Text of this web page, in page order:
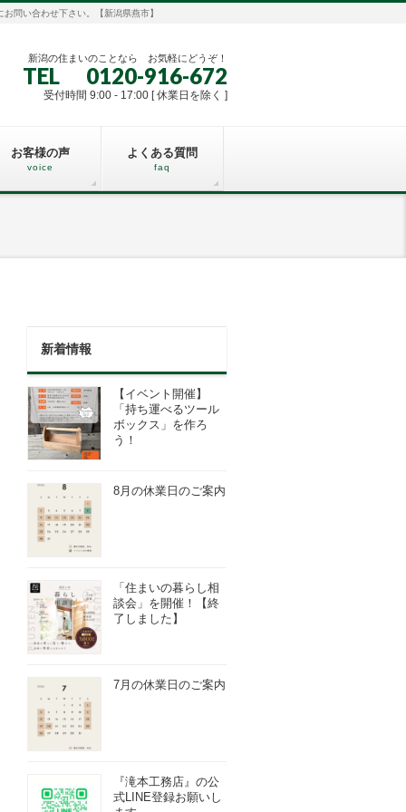
問い合わせ下さい。【新潟県燕市】
新潟の住まいのことなら お気軽にどうぞ！
TEL 0120-916-672
受付時間 9:00 - 17:00 [ 休業日を除く ]
お客様の声
voice
よくある質問
faq
新着情報
【イベント開催】
「持ち運べるツール
ボックス」を作ろ
う！
8月の休業日のご案内
「住まいの暮らし相
談会」を開催！【終
了しました】
7月の休業日のご案内
『滝本工務店』の公
式LINE登録お願いし